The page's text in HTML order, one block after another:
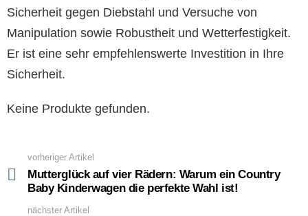
Sicherheit gegen Diebstahl und Versuche von
Manipulation sowie Robustheit und Wetterfestigkeit.
Er ist eine sehr empfehlenswerte Investition in Ihre
Sicherheit.
Keine Produkte gefunden.
more
vorheriger Artikel
Mutterglück auf vier Rädern: Warum ein Country
Baby Kinderwagen die perfekte Wahl ist!
nächster Artikel